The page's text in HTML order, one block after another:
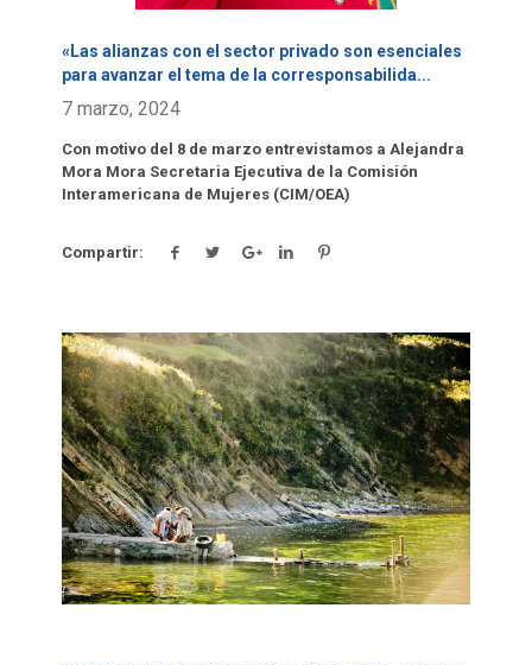
«Las alianzas con el sector privado son esenciales
para avanzar el tema de la corresponsabilida...
7 marzo, 2024
Con motivo del 8 de marzo entrevistamos a Alejandra
Mora Mora Secretaria Ejecutiva de la Comisión
Interamericana de Mujeres (CIM/OEA)
Compartir:
Click para leer más.